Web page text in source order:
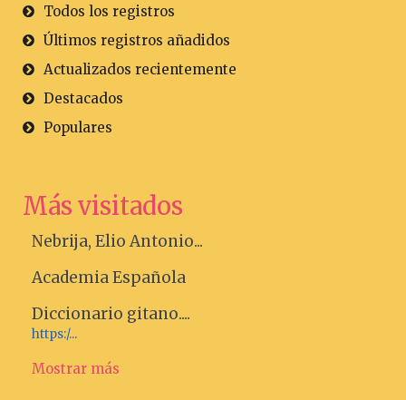
Todos los registros
Últimos registros añadidos
Actualizados recientemente
Destacados
Populares
Más visitados
Nebrija, Elio Antonio...
Academia Española
Diccionario gitano....
https:/...
Mostrar más